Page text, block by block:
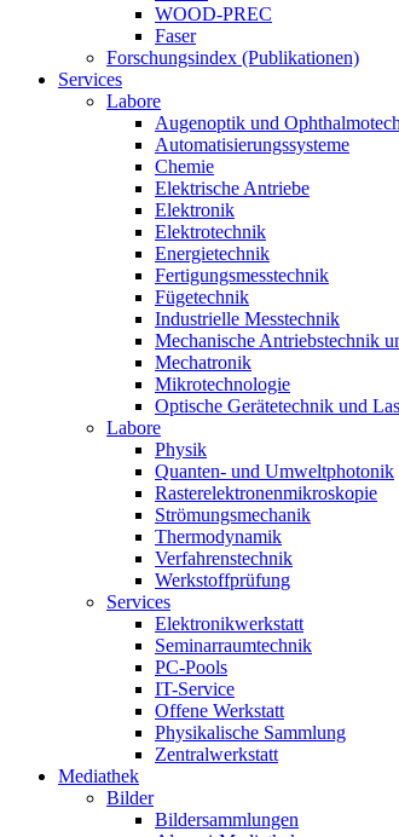
WOOD-PREC
Faser
Forschungsindex (Publikationen)
Services
Labore
Augenoptik und
Automatisierungssysteme
Chemie
Elektrische Antriebe
Elektronik
Elektrotechnik
Energietechnik
Fertigungsmesstechnik
Fügetechnik
Industrielle Messtechnik
Mechanische Antriebstechnik
Mechatronik
Mikrotechnologie
Optische Gerätetechnik und
Labore
Physik
Quanten- und Umweltphotonik
Rasterelektronenmikroskopie
Strömungsmechanik
Thermodynamik
Verfahrenstechnik
Werkstoffprüfung
Services
Elektronikwerkstatt
Seminarraumtechnik
PC-Pools
IT-Service
Offene Werkstatt
Physikalische Sammlung
Zentralwerkstatt
Mediathek
Bilder
Bildersammlungen